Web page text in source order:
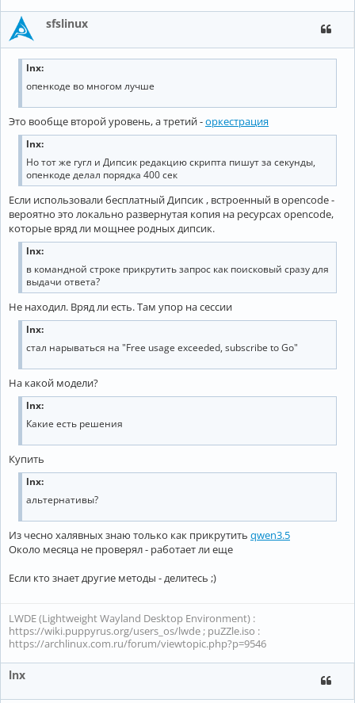
sfslinux
lnx:
опенкоде во многом лучше
Это вообще второй уровень, а третий -оркестрация
lnx:
Но тот же гугл и Дипсик редакцию скрипта пишут за секунды,
опенкоде делал порядка 400 сек
Если использовали бесплатный Дипсик , встроенный в opencode -
вероятно это локально развернутая копия на ресурсах opencode,
которые вряд ли мощнее родных дипсик.
lnx:
в командной строке прикрутить запрос как поисковый сразу для
выдачи ответа?
Не находил. Вряд ли есть. Там упор на сессии
lnx:
стал нарываться на "Free usage exceeded, subscribe to Go"
На какой модели?
lnx:
Какие есть решения
Купить
lnx:
альтернативы?
Из чесно халявных знаю только как прикрутить qwen3.5
Около месяца не проверял - работает ли еще
Если кто знает другие методы - делитесь ;)
LWDE (Lightweight Wayland Desktop Environment) :
https://wiki.puppyrus.org/users_os/lwde ; puZZle.iso :
https://archlinux.com.ru/forum/viewtopic.php?p=9546
lnx